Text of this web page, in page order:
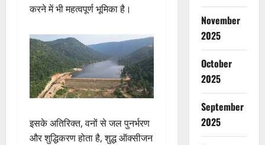
करने में भी महत्वपूर्ण भूमिका है।
इसके अतिरिक्त, वनों से जल पुनर्भरण
और शुद्धिकरण होता है, शुद्ध ऑक्सीजन
November
2025
October
2025
September
2025